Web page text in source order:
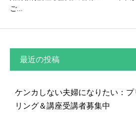
ご...
最近の投稿
ケンカしない夫婦になりたい：
リング＆講座受講者募集中